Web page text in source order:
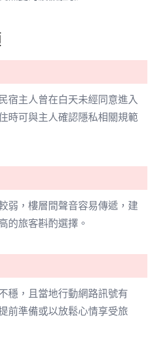
宿主人曾在白天未經同意進入
時可與主人確認隱私相關規範
弱，樓層間聲音容易傳遞，建
的旅客斟酌選擇。
穩，且當地行動網路訊號有
前準備或以放鬆心情享受旅